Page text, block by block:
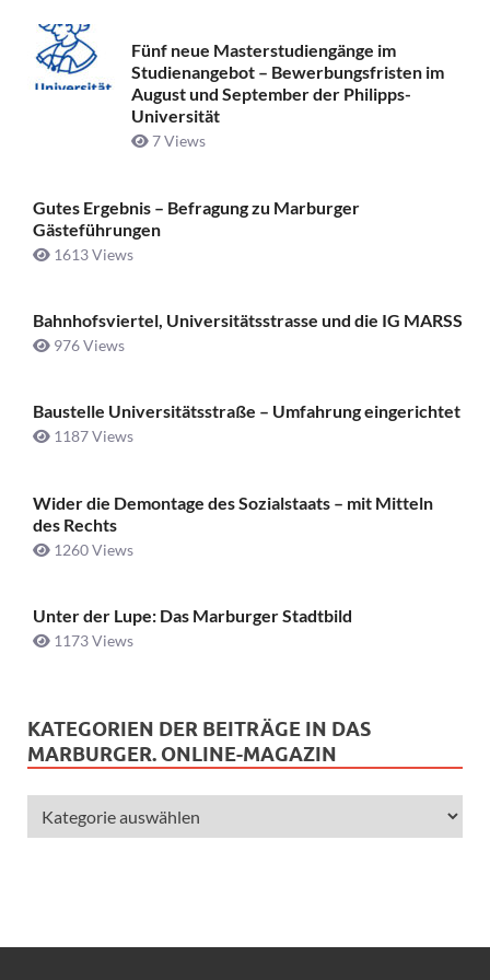
Fünf neue Masterstudiengänge im
Studienangebot – Bewerbungsfristen im
August und September der Philipps-
Universität
7 Views
Gutes Ergebnis – Befragung zu Marburger
Gästeführungen
1613 Views
Bahnhofsviertel, Universitätsstrasse und die IG MARSS
976 Views
Baustelle Universitätsstraße ­– Umfahrung eingerichtet
1187 Views
Wider die Demontage des Sozialstaats – mit Mitteln
des Rechts
1260 Views
Unter der Lupe: Das Marburger Stadtbild
1173 Views
KATEGORIEN DER BEITRÄGE IN DAS
MARBURGER. ONLINE-MAGAZIN